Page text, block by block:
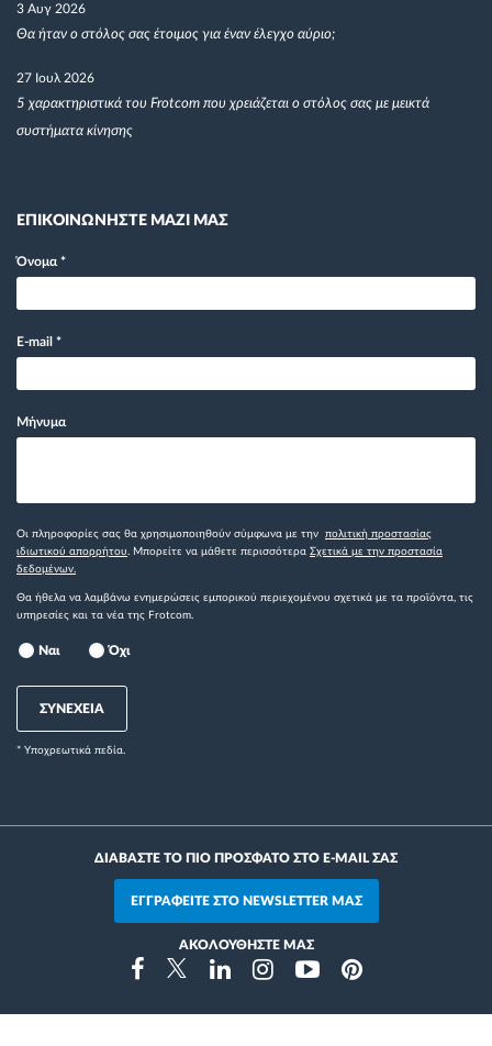
3 Αυγ 2026
Θα ήταν ο στόλος σας έτοιμος για έναν έλεγχο αύριο;
27 Ιουλ 2026
5 χαρακτηριστικά του Frotcom που χρειάζεται ο στόλος σας με μεικτά
συστήματα κίνησης
ΕΠΙΚΟΙΝΩΝΗΣΤΕ ΜΑΖΙ ΜΑΣ
Όνομα *
E-mail *
Μήνυμα
Οι πληροφορίες σας θα χρησιμοποιηθούν σύμφωνα με την πολιτική προστασίας
ιδιωτικού απορρήτου . Μπορείτε να μάθετε περισσότερα Σχετικά με την προστασία
δεδομένων.
Θα ήθελα να λαμβάνω ενημερώσεις εμπορικού περιεχομένου σχετικά με τα προϊόντα, τις
υπηρεσίες και τα νέα της Frotcom.
Ναι Όχι
ΣΥΝΕΧΕΙΑ
* Yποχρεωτικά πεδία.
ΔΙΑΒΑΣΤΕ ΤΟ ΠΙΟ ΠΡΟΣΦΑΤΟ ΣΤΟ E-MAIL ΣΑΣ
ΕΓΓΡΑΦΕΙΤΕ ΣΤΟ NEWSLETTER ΜΑΣ
ΑΚΟΛΟΥΘΗΣΤΕ ΜΑΣ
FacebookTwitterLinkedinInstragramYoutubePinterest